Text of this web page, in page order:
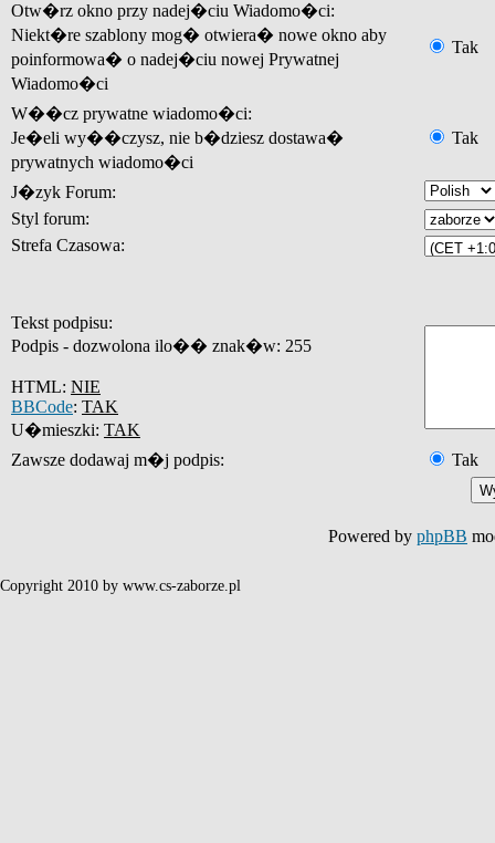
Otw�rz okno przy nadej�ciu Wiadomo�ci:
Niekt�re szablony mog� otwiera� nowe okno aby
poinformowa� o nadej�ciu nowej Prywatnej
Wiadomo�ci
Tak
W��cz prywatne wiadomo�ci:
Je�eli wy��czysz, nie b�dziesz dostawa�
prywatnych wiadomo�ci
Tak
J�zyk Forum:
Styl forum:
Strefa Czasowa:
Tekst podpisu:
Podpis - dozwolona ilo�� znak�w: 255
HTML: NIE
BBCode: TAK
U�mieszki: TAK
Zawsze dodawaj m�j podpis:
Tak
Powered by phpBB
Copyright 2010 by www.cs-zaborze.pl